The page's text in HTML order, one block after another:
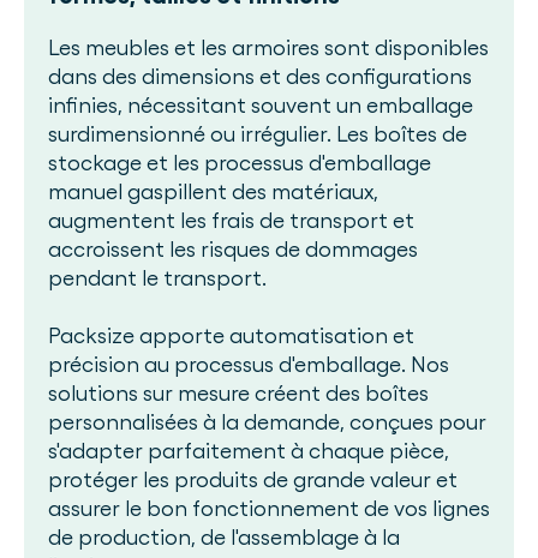
Les meubles et les armoires sont disponibles
dans des dimensions et des configurations
infinies, nécessitant souvent un emballage
surdimensionné ou irrégulier. Les boîtes de
stockage et les processus d'emballage
manuel gaspillent des matériaux,
augmentent les frais de transport et
accroissent les risques de dommages
pendant le transport.
Packsize apporte automatisation et
précision au processus d'emballage. Nos
solutions sur mesure créent des boîtes
personnalisées à la demande, conçues pour
s'adapter parfaitement à chaque pièce,
protéger les produits de grande valeur et
assurer le bon fonctionnement de vos lignes
de production, de l'assemblage à la